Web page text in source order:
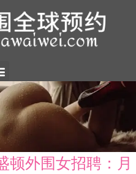
顿外围女招聘：月